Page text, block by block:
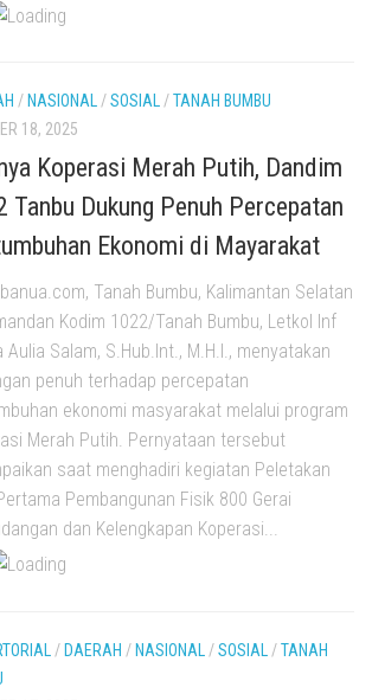
/ NASIONAL /SOSIAL /TANAH BUMBU
18, 2025
Koperasi Merah Putih, Dandim
Tanbu Dukung Penuh Percepatan
Ekonomi di Mayarakat
Tanah Bumbu, Kalimantan Selatan
Kodim 1022/Tanah Bumbu, Letkol Inf
Aulia Salam, S.Hub.Int., M.H.I., menyatakan
penuh terhadap percepatan
ekonomi masyarakat melalui program
Merah Putih. Pernyataan tersebut
saat menghadiri kegiatan Peletakan
Pembangunan Fisik 800 Gerai
dan Kelengkapan Koperasi...
/DAERAH /NASIONAL /SOSIAL /TANAH